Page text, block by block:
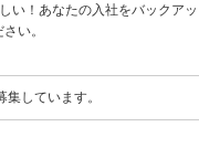
い！あなたの入社をバックアッ
い。
しています。